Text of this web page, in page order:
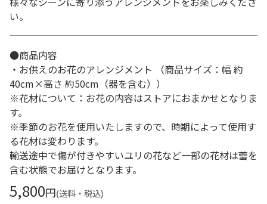
い。
●商品内容
・お供えのお花のアレンジメント （商品サイズ：幅 約
40cm×高さ 約50cm（器を含む））
※花材について：お花の内容はストアにおまかせとなりま
す。
※季節のお花を使用いたしますので、時期によって使用す
る花材は変わります。
輸送途中で傷が付きやすいユリの花など一部の花材は蕾を
含む状態でお届けとなります。
5,800円(送料・税込)